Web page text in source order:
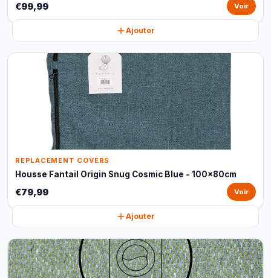
€99,99 Voir
Ajouter
REPLACEMENT COVERS
Housse Fantail Origin Snug Cosmic Blue - 100x80cm
€79,99 Voir
Ajouter